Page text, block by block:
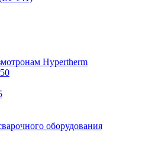
Hypertherm
оборудования